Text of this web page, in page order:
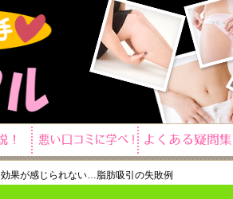
効果が感じられない…脂肪吸引の失敗例